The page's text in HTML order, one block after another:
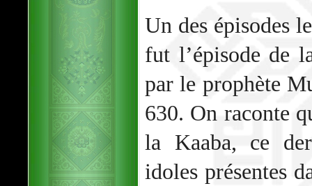
Un des épisodes
fut l’épisode de
par le prophète
630. On raconte
la Kaaba, ce
idoles présentes